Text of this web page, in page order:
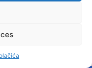
kriminalom i